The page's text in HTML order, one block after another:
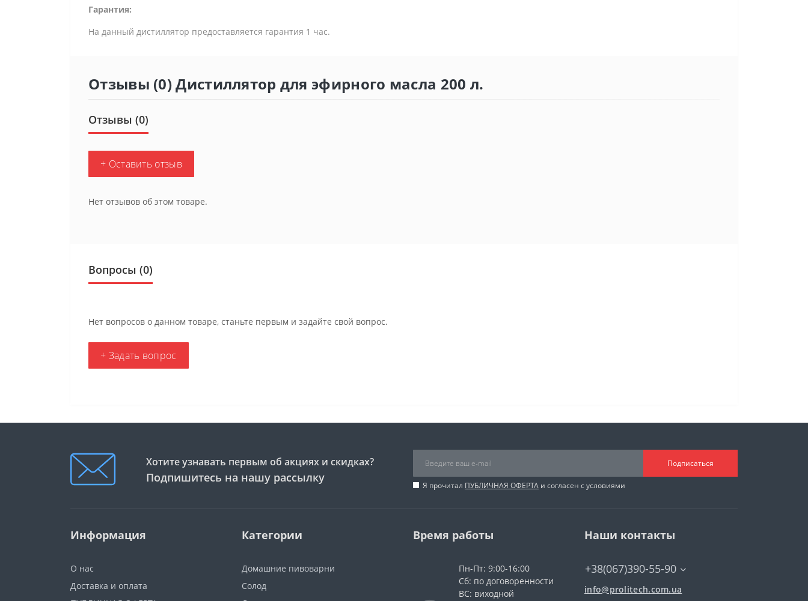
Гарантия:
На данный дистиллятор предоставляется гарантия 1 час.
Отзывы (0) Дистиллятор для эфирного масла 200 л.
Отзывы (0)
+ Оставить отзыв
Нет отзывов об этом товаре.
Вопросы (0)
Нет вопросов о данном товаре, станьте первым и задайте свой вопрос.
+ Задать вопрос
Хотите узнавать первым об акциях и скидках?
Подпишитесь на нашу рассылку
Подписаться
Я прочитал ПУБЛИЧНАЯ ОФЕРТА и согласен с условиями
Информация
О нас
Доставка и оплата
Категории
Домашние пивоварни
Солод
Время работы
Пн-Пт: 9:00-16:00
Сб: по договоренности
ВС: виходной
Наши контакты
+38(067)390-55-90
info@prolitech.com.ua